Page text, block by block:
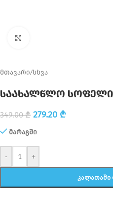
მთავარი/სხვა
საახალწლო სოფელი
349.00₾ 279.20 ₾
მარაგში
- +
ᲙᲐᲚᲐᲗᲐᲨᲘ